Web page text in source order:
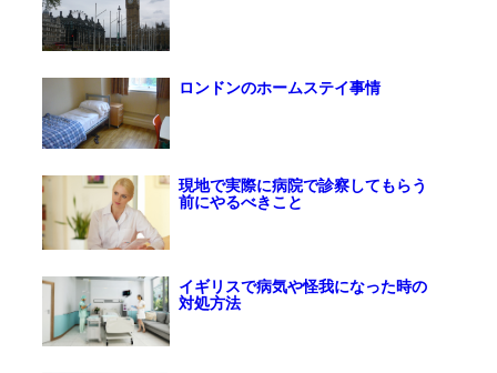
ロンドンのホームステイ事情
現地で実際に病院で診察してもらう
前にやるべきこと
イギリスで病気や怪我になった時の
対処方法